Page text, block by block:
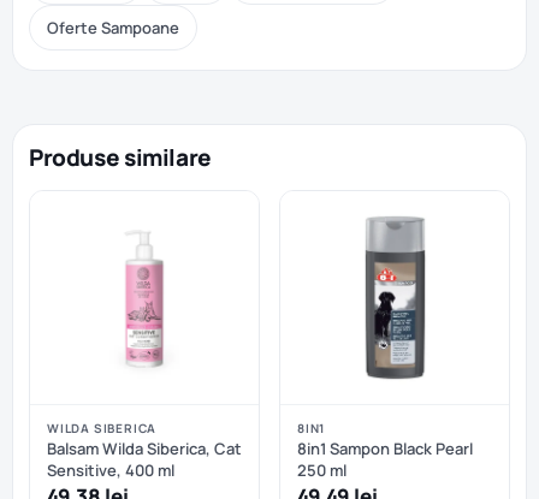
Oferte Sampoane
Produse similare
WILDA SIBERICA
Balsam Wilda Siberica, Cat
Sensitive, 400 ml
8IN1
8in1 Sampon Black Pearl
250 ml